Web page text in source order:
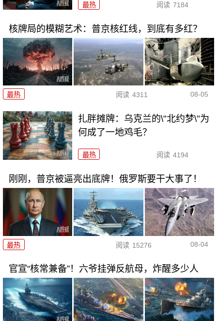
最热 阅读 7184
核牌局的模糊艺术：普京核红线，到底有多红？
最热 阅读 4311 08-05
扎胖摊牌：乌克兰的\"北约梦\"为
何成了一地鸡毛？
最热 阅读 4194
刚刚，普京被逼亮出底牌！俄罗斯要干大事了！
最热 阅读 15276 08-04
官宣“核常兼备”！六爷挂弹反航母，炸醒多少人